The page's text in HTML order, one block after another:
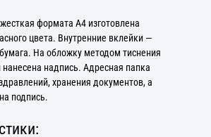
формата А4 изготовлена
цвета. Внутренние вклейки —
На обложку методом тиснения
нанесена надпись. Адресная папка
хранения документов, а
подпись.